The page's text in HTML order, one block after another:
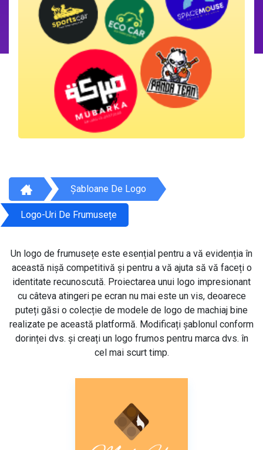
Șabloane De Logo
Logo-Uri De Frumusețe
Un logo de frumusețe este esențial pentru a vă evidenția în
această nișă competitivă și pentru a vă ajuta să vă faceți o
identitate recunoscută. Proiectarea unui logo impresionant
cu câteva atingeri pe ecran nu mai este un vis, deoarece
puteți găsi o colecție de modele de logo de machiaj bine
realizate pe această platformă. Modificați șablonul conform
dorinței dvs. și creați un logo frumos pentru marca dvs. în
cel mai scurt timp.